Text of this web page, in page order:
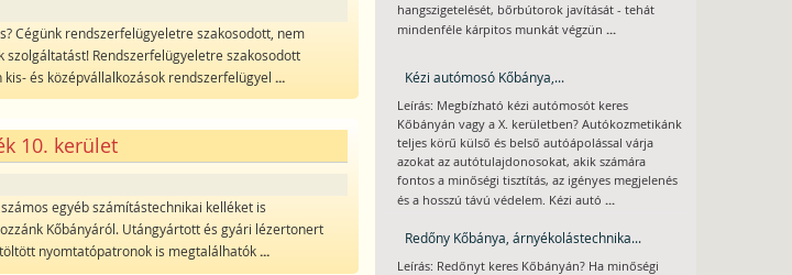
Cégünk rendszerfelügyeletre szakosodott, nem
szolgáltatást! Rendszerfelügyeletre szakosodott
és középvállalkozások rendszerfelügyel ...
10. kerület
egyéb számítástechnikai kelléket is
Kőbányáról. Utángyártott és gyári lézertonert
nyomtatópatronok is megtalálhatók...
hangszigetelését, bőrbútorok javítását - tehát
mindenféle kárpitos munkát végzün ...
Kézi autómosó Kőbánya,...
Leírás: Megbízható kézi autómosót keres
Kőbányán vagy a X. kerületben? Autókozmetikánk
teljes körű külső és belső autóápolással várja
azokat az autótulajdonosokat, akik számára
fontos a minőségi tisztítás, az igényes megjelenés
és a hosszú távú védelem. Kézi autó ...
Redőny Kőbánya, árnyékolástechnika...
Leírás: Redőnyt keres Kőbányán? Ha minőségi